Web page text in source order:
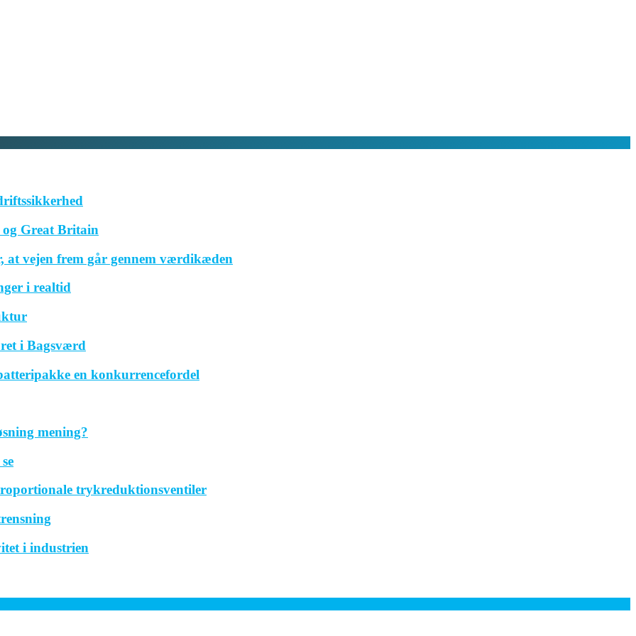
og Great Britain
vejen frem går gennem værdikæden
i realtid
i Bagsværd
en konkurrencefordel
mening?
trykreduktionsventiler
i industrien